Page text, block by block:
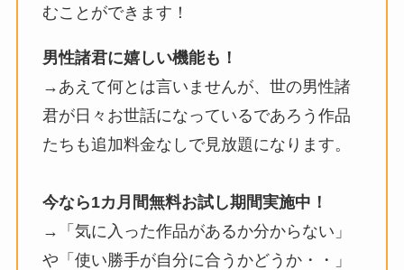
むことができます！
男性諸君に嬉しい機能も！
→あえて何とは言いませんが、世の男性諸
君が日々お世話になっているであろう作品
たちも追加料金なしで見放題になります。
今なら1カ月間無料お試し期間実施中！
→「気に入った作品があるか分からない」
や「使い勝手が自分に合うかどうか・・」